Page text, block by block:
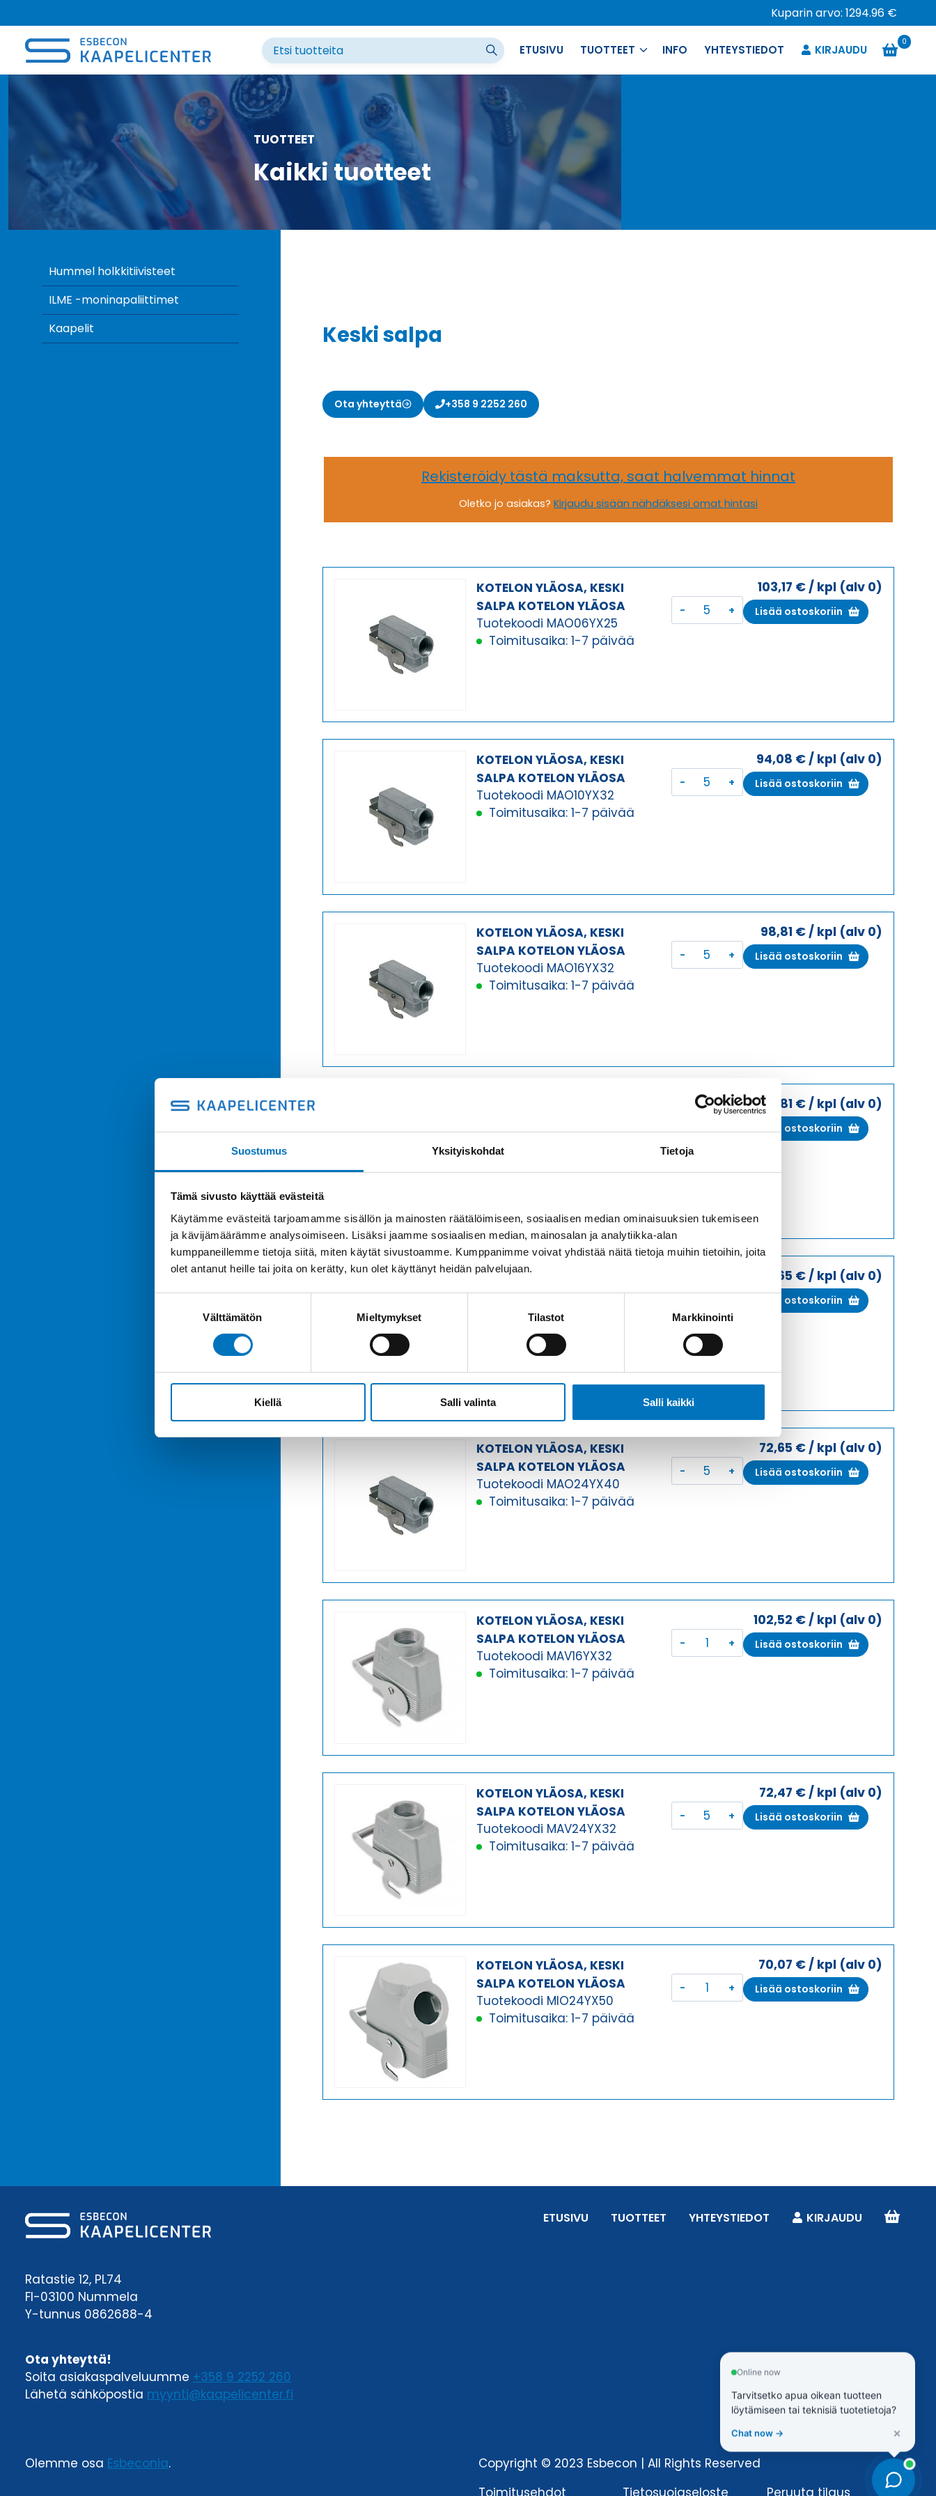
Suostumus Yksityiskohdat Tietoja
Tämä sivusto käyttää evästeitä
Käytämme evästeitä tarjoamamme sisällön ja mainosten räätälöimiseen, sosiaalisen median ominaisuuksien tukemiseen
ja kävijämäärämme analysoimiseen. Lisäksi jaamme sosiaalisen median, mainosalan ja analytiikka-alan
kumppaneillemme tietoja siitä, miten käytät sivustoamme. Kumppanimme voivat yhdistää näitä tietoja muihin tietoihin, joita
olet antanut heille tai joita on kerätty, kun olet käyttänyt heidän palvelujaan.
Välttämätön Mieltymykset Tilastot Markkinointi
Kiellä Salli valinta Salli kaikki
sisältöön
Kuparin arvo: 1294.96 €
ETUSIVU TUOTTEET INFO YHTEYSTIEDOT KIRJAUDU
0
TUOTTEET
Kaikki tuotteet
Hummel holkkitiivisteet
ILME -moninapaliittimet
Kaapelit
Keski salpa
Ota yhteyttä +358 9 2252 260
Rekisteröidy tästä maksutta, saat halvemmat hinnat
Oletko jo asiakas?Kirjaudu sisään nähdäksesi omat hintasi
KOTELON YLÄOSA, KESKI
SALPA KOTELON YLÄOSA
Tuotekoodi MAO06YX25
Toimitusaika: 1-7 päivää
103,17 €/ kpl (alv 0)
KOTELON
YLÄOSA,
Lisää ostoskoriin
KOTELON YLÄOSA, KESKI
SALPA KOTELON YLÄOSA
Tuotekoodi MAO10YX32
Toimitusaika: 1-7 päivää
94,08 €/ kpl (alv 0)
KOTELON
YLÄOSA,
Lisää ostoskoriin
KOTELON YLÄOSA, KESKI
SALPA KOTELON YLÄOSA
Tuotekoodi MAO16YX32
Toimitusaika: 1-7 päivää
98,81 €/ kpl (alv 0)
KOTELON
YLÄOSA,
Lisää ostoskoriin
Toimitusaika: 1-7 päivää
98,81 €/ kpl (alv 0)
KESKI
SALPA
määrä
Lisää ostoskoriin
KOTELON YLÄOSA, KESKI
SALPA KOTELON YLÄOSA
Tuotekoodi MAO24YX32
Toimitusaika: 1-7 päivää
72,65 €/ kpl (alv 0)
KOTELON
YLÄOSA,
SALPA
YLÄOSA
määrä
Lisää ostoskoriin
KOTELON YLÄOSA, KESKI
SALPA KOTELON YLÄOSA
Tuotekoodi MAO24YX40
Toimitusaika: 1-7 päivää
72,65 €/ kpl (alv 0)
KOTELON
YLÄOSA,
Lisää ostoskoriin
KOTELON YLÄOSA, KESKI
SALPA KOTELON YLÄOSA
Tuotekoodi MAV16YX32
Toimitusaika: 1-7 päivää
102,52 €/ kpl (alv 0)
KOTELON
YLÄOSA,
Lisää ostoskoriin
KOTELON YLÄOSA, KESKI
SALPA KOTELON YLÄOSA
Tuotekoodi MAV24YX32
Toimitusaika: 1-7 päivää
72,47 €/ kpl (alv 0)
KOTELON
YLÄOSA,
Lisää ostoskoriin
KOTELON YLÄOSA, KESKI
SALPA KOTELON YLÄOSA
Tuotekoodi MIO24YX50
Toimitusaika: 1-7 päivää
70,07 €/ kpl (alv 0)
KOTELON
YLÄOSA,
Lisää ostoskoriin
Ratastie 12, PL74
FI-03100 Nummela
Y-tunnus 0862688-4
Ota yhteyttä!
Soita asiakaspalveluumme +358 9 2252 260
Lähetä sähköpostia myynti@kaapelicenter.fi
ETUSIVU TUOTTEET YHTEYSTIEDOT KIRJAUDU
Olemme osa Esbeconia.
Copyright © 2023 Esbecon | All Rights Reserved
Online now
Tarvitsetko apua oikean tuotteen
löytämiseen tai teknisiä tuotetietoja?
Chat now → ×